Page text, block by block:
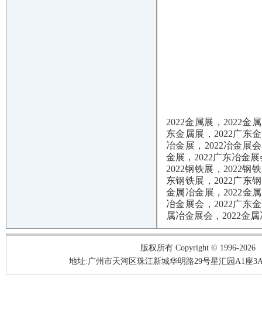
2022金属展，2022金
东金属展，2022广东
冶金展，2022冶金展
金展，2022广东冶金
2022钢铁展，2022钢
东钢铁展，2022广东
金属冶金展，2022金
冶金展会，2022广东
属冶金展会，2022金
版权所有 Copyright © 1996-2026
地址:广州市天河区珠江新城华明路29号星汇园A1座